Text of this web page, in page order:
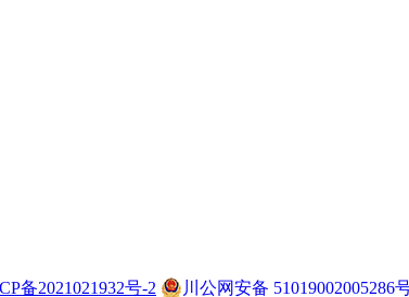
备2021021932号-2 川公网安备 51019002005286